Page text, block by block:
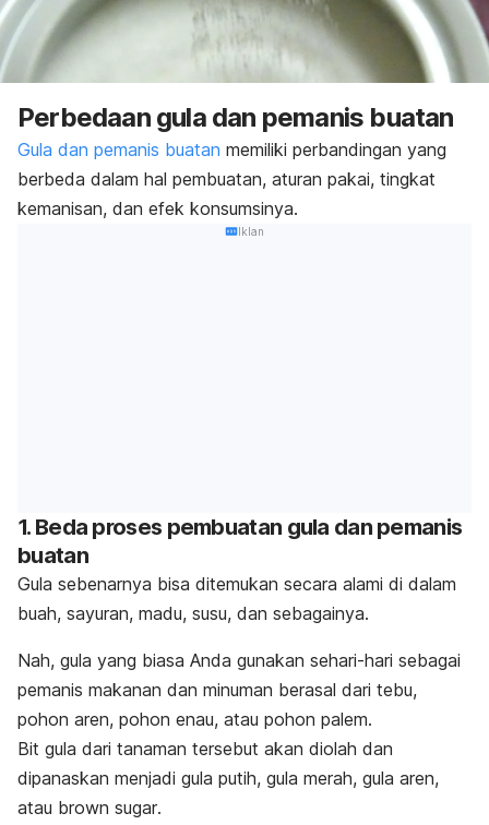
Perbedaan gula dan pemanis buatan
Gula dan pemanis buatan memiliki perbandingan yang
berbeda dalam hal pembuatan, aturan pakai, tingkat
kemanisan, dan efek konsumsinya.
Iklan
1. Beda proses pembuatan gula dan pemanis
buatan
Gula sebenarnya bisa ditemukan secara alami di dalam
buah, sayuran, madu, susu, dan sebagainya.
Nah, gula yang biasa Anda gunakan sehari-hari sebagai
pemanis makanan dan minuman berasal dari tebu,
pohon aren, pohon enau, atau pohon palem.
Bit gula dari tanaman tersebut akan diolah dan
dipanaskan menjadi gula putih, gula merah, gula aren,
atau brown sugar.